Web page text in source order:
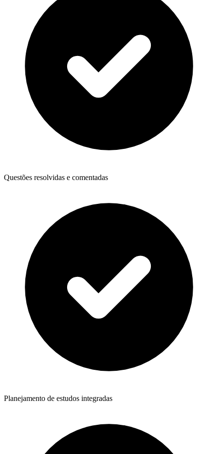
Questões resolvidas e comentadas
Planejamento de estudos integradas